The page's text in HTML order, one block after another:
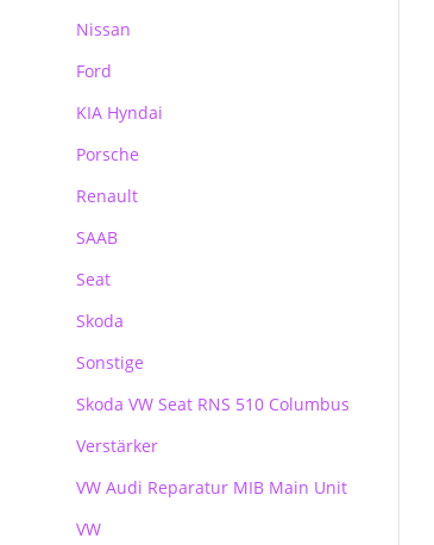
Mercedes Autoradio Navigation
MB Navigation
Becker Autoradio Navigation
Kundenanfragen
Nissan
Ford
Ford Blaupunkt Bosch FX
Ford Blaupunkt Bosch NX
Ford Blaupunkt Bosch MCA NX
KIA Hyndai
Porsche
Porsche PCM Premium Reparatur
Renault
SAAB
Seat
Skoda
Skoda
Sonstige
Skoda VW Seat RNS 510 Columbus
RNS 510 Columbus Reparatur
Verstärker
VW Audi Reparatur MIB Main Unit
VW